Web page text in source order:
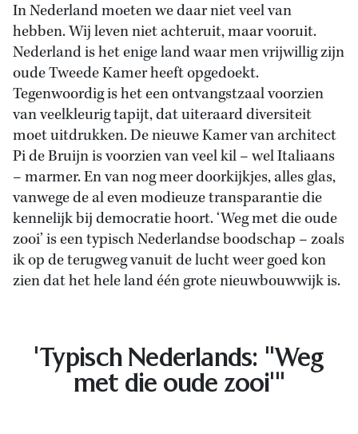
In Nederland moeten we daar niet veel van
hebben. Wij leven niet achteruit, maar vooruit.
Nederland is het enige land waar men vrijwillig zijn
oude Tweede Kamer heeft opgedoekt.
Tegenwoordig is het een ontvangstzaal voorzien
van veelkleurig tapijt, dat uiteraard diversiteit
moet uitdrukken. De nieuwe Kamer van architect
Pi de Bruijn is voorzien van veel kil – wel Italiaans
– marmer. En van nog meer doorkijkjes, alles glas,
vanwege de al even modieuze transparantie die
kennelijk bij democratie hoort. ‘Weg met die oude
zooi’ is een typisch Nederlandse boodschap – zoals
ik op de terugweg vanuit de lucht weer goed kon
zien dat het hele land één grote nieuwbouwwijk is.
'Typisch Nederlands: "Weg
met die oude zooi'''